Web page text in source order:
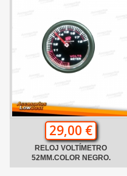
29,00 €
RELOJ VOLTÍMETRO
52MM.COLOR NEGRO.